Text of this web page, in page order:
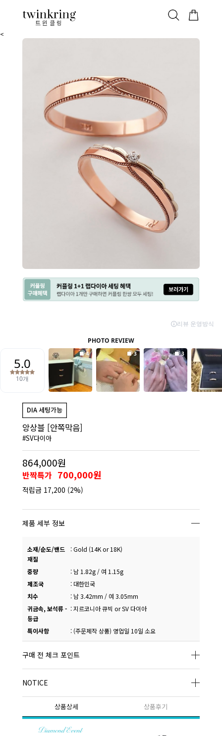
트윈클링
ALL 베스트 안쪽막음 웨딩/다이아 가드링/반지
<
앙상블 [안쪽막음]
#SV다이아
864,000원
반짝특가 700,000원
적립금 17,200 (2%)
제품 세부 정보
소재/순도/밴드
재질
:Gold (14K or 18K)
중량 : 남 1.82g / 여 1.15g
제조국
: 대한민국
치수
: 남 3.42mm / 여 3.05mm
귀금속, 보석류 -
등급
:지르코니아 큐빅 or SV 다이아
특이사항 : (주문제작 상품) 영업일 10일 소요
구매 전 체크 포인트
NOTICE
상품상세 상품후기